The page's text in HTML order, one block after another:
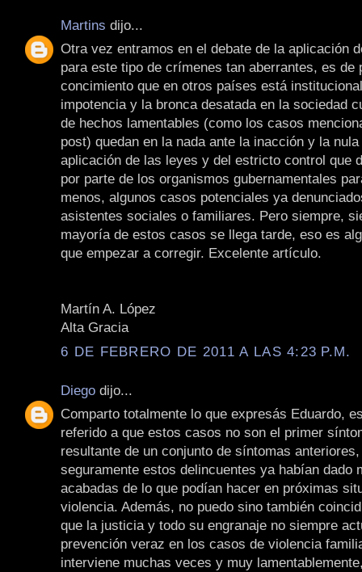
Martins dijo...
Otra vez entramos en el debate de la aplicación
para este tipo de crímenes tan aberrantes, es de
concimiento que en otros países está
impotencia y la bronca desatada en la sociedad
de hechos lamentables (como los casos
post) quedan en la nada ante la inacción y la
aplicación de las leyes y del estricto control que
por parte de los organismos gubernamentales
menos, algunos casos potenciales ya
asistentes sociales o familiares. Pero siempre,
mayoría de estos casos se llega tarde, eso es
que empezar a corregir. Excelente artículo.
Martín A. López
Alta Gracia
6 DE FEBRERO DE 2011 A LAS 4:23 P.M.
Diego dijo...
Comparto totalmente lo que expresás Eduardo,
referido a que estos casos no son el primer
resultante de un conjunto de síntomas
seguramente estos delincuentes ya habían dado
acabadas de lo que podían hacer en próximas
violencia. Además, no puedo sino también
que la justicia y todo su engranaje no siempre
prevención veraz en los casos de violencia
interviene muchas veces y muy